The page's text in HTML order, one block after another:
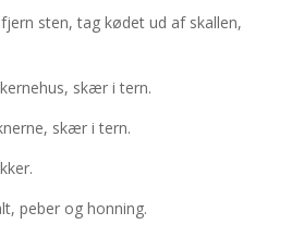
sten, tag kødet ud af skallen,
skær i tern.
skær i tern.
peber og honning.